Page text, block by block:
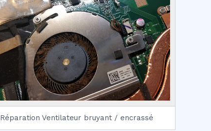
Réparation Ventilateur bruyant / encrassé